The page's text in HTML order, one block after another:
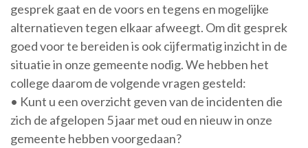
gesprek gaat en de voors en tegens en mogelijke
alternatieven tegen elkaar afweegt. Om dit gesprek
goed voor te bereiden is ook cijfermatig inzicht in de
situatie in onze gemeente nodig. We hebben het
college daarom de volgende vragen gesteld:
• Kunt u een overzicht geven van de incidenten die
zich de afgelopen 5 jaar met oud en nieuw in onze
gemeente hebben voorgedaan?